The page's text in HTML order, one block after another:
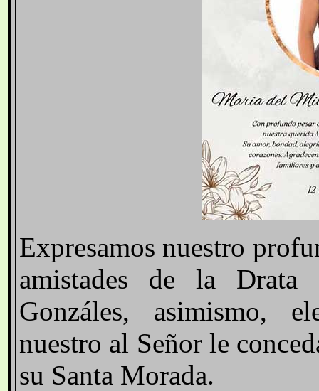
Expresamos nuestro
amistades de la
Gonzáles, asimismo,
nuestro al Señor le
su Santa Morada.